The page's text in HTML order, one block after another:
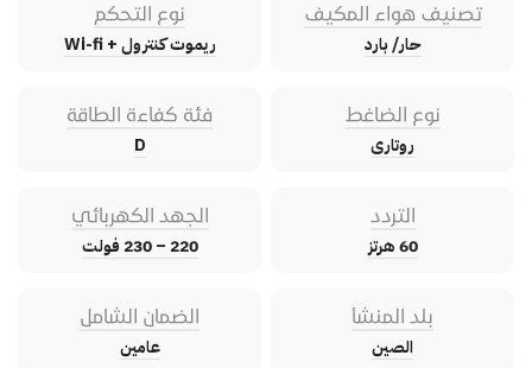
تصنيف هواء المكيف
حار/ بارد
نوع التحكم
ريموت كنترول + Wi-fi
نوع الضاغط
روتارى
فئة كفاءة الطاقة
D
التردد
60 هرتز
الجهد الكهربائي
220 – 230 فولت
بلد المنشأ
الصين
الضمان الشامل
عامين